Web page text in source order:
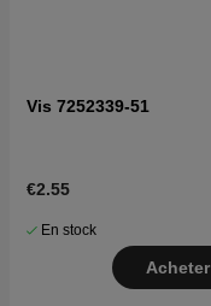
Vis 7252339-51
€2.55
En stock
Acheter